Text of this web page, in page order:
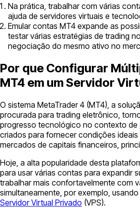
Na prática, trabalhar com várias
ajuda de servidores virtuais e
Emular contas MT4 expande as
testar várias estratégias de trading
negociação do mesmo ativo no
Por que Configurar
MT4 em um Servidor
O sistema MetaTrader 4 (MT4), a
procurada para trading eletrônico,
progresso tecnológico no contexto de
criados para fornecer condições
mercados de capitais financeiros,
Hoje, a alta popularidade desta
para usar várias contas para expandir
trabalhar mais confortavelmente com
simultaneamente, por exemplo,
Servidor Virtual Privado (VPS).